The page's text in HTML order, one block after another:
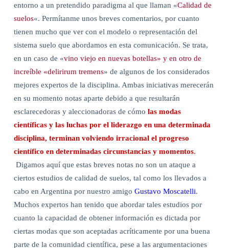
entorno a un pretendido paradigma al que llaman «Calidad de
suelos«. Permítanme unos breves comentarios, por cuanto
tienen mucho que ver con el modelo o representación del
sistema suelo que abordamos en esta comunicación. Se trata,
en un caso de «vino viejo en nuevas botellas» y en otro de
increíble «delirirum tremens» de algunos de los considerados
mejores expertos de la disciplina. Ambas iniciativas merecerán
en su momento notas aparte debido a que resultarán
esclarecedoras y aleccionadoras de cómo las modas
científicas y las luchas por el liderazgo en una determinada
disciplina, terminan volviendo irracional el progreso
científico en determinadas circunstancias y momentos.
Digamos aquí que estas breves notas no son un ataque a
ciertos estudios de calidad de suelos, tal como los llevados a
cabo en Argentina por nuestro amigo Gustavo Moscatelli.
Muchos expertos han tenido que abordar tales estudios por
cuanto la capacidad de obtener información es dictada por
ciertas modas que son aceptadas acríticamente por una buena
parte de la comunidad científica, pese a las argumentaciones